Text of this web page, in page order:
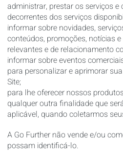
administrar, prestar os serviços
decorrentes dos serviços
informar sobre novidades,
conteúdos, promoções, notícias
relevantes e de relacionamento
informar sobre eventos
para personalizar e aprimorar
Site;
para lhe oferecer nossos
qualquer outra finalidade que
aplicável, quando coletarmos
A Go Further não vende e/ou
possam identificá-lo.